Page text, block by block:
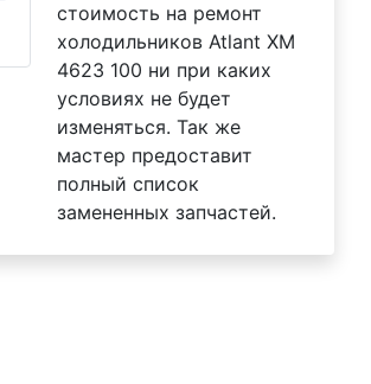
стоимость на ремонт
холодильников Atlant XM
4623 100 ни при каких
условиях не будет
изменяться. Так же
мастер предоставит
полный список
замененных запчастей.